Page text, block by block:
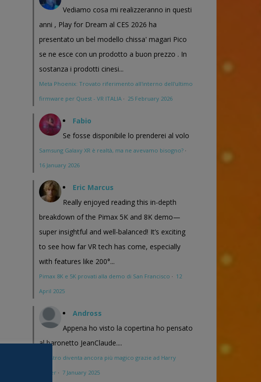
Vediamo cosa mi realizzeranno in questi
anni , Play for Dream al CES 2026 ha
presentato un bel modello chissa' magari Pico
se ne esce con un prodotto a buon prezzo . In
sostanza i prodotti cinesi...
Meta Phoenix: Trovato riferimento all'interno dell'ultimo
firmware per Quest - VR ITALIA · 25 February 2026
Fabio
Se fosse disponibile lo prenderei al volo
Samsung Galaxy XR è realtà, ma ne avevamo bisogno? ·
16 January 2026
Eric Marcus
Really enjoyed reading this in-depth
breakdown of the Pimax 5K and 8K demo—
super insightful and well-balanced! It’s exciting
to see how far VR tech has come, especially
with features like 200°...
Pimax 8K e 5K provati alla demo di San Francisco · 12
April 2025
Andross
Appena ho visto la copertina ho pensato
al baronetto JeanClaude....
Maestro diventa ancora più magico grazie ad Harry
Potter · 7 January 2025